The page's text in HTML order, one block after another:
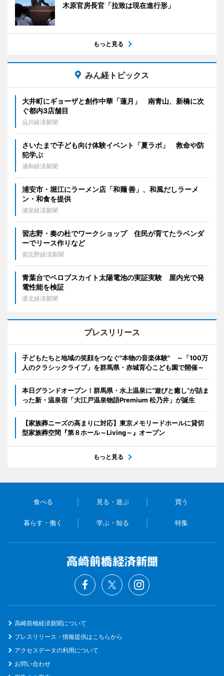
木原官房長官「拉致は現在進行形」
もっと見る
みん経トピックス
大井町にギョーザと創作中華「蓮月」 南青山、新橋に次
ぐ都内3店舗目
品川経済新聞
さいたまで子ども向け体験イベント「夏ラボ」 救命や防
犯学ぶ
浦和経済新聞
浦安市・堀江にラーメン店「和麺 善」、和風だしラーメ
ン・和食を提供
浦安経済新聞
習志野・奏の杜でワークショップ 住民が育てたラベンダ
ーでリース作りなど
習志野経済新聞
青葉台でペロブスカイト太陽電池の実証実験 屋内光で発
電性能を検証
港北経済新聞
プレスリリース
子どもたちと地域の笑顔をつなぐ"本物の音楽体験" ～「100万
人のクラシックライブ」を群馬県・赤城育心こども園で開催～
本日グランドオープン！群馬県・水上温泉に“遊びと癒し”が詰ま
った新・温泉宿「大江戸温泉物語Premium 松乃井」が誕生
【家族葬ニーズの高まりに対応】東京メモリードホールに貸切
型家族葬空間『第８ホール～Living～』オープン
もっと見る
食べる 見る・遊ぶ 買う
暮らす・働く 学ぶ・知る 特集
高崎前橋経済新聞について
プレスリリース・情報提供はこちらから
アクセスデータの利用について
お問い合わせ